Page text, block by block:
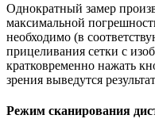
Однократный замер
максимальной
необходимо (в
прицеливания сетки с
кратковременно нажать
зрения выведутся
Режим сканирования